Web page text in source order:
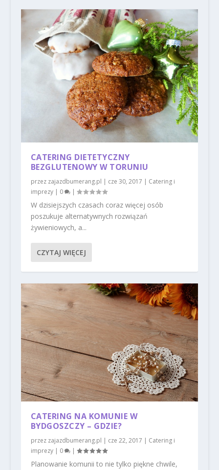
CATERING DIETETYCZNY
BEZGLUTENOWY W TORUNIU
przez zajazdbumerang.pl | cze 30, 2017 | Catering i
imprezy| 0 |
W dzisiejszych czasach coraz więcej osób
poszukuje alternatywnych rozwiązań
żywieniowych, a...
CZYTAJ WIĘCEJ
CATERING NA KOMUNIE W
BYDGOSZCZY – GDZIE?
przez zajazdbumerang.pl | cze 22, 2017 | Catering i
imprezy| 0 |
Planowanie komunii to nie tylko piękne chwile,